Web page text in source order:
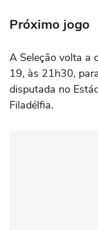
Próximo jogo
A Seleção volta a
19, às 21h30,
disputada no
Filadélfia.